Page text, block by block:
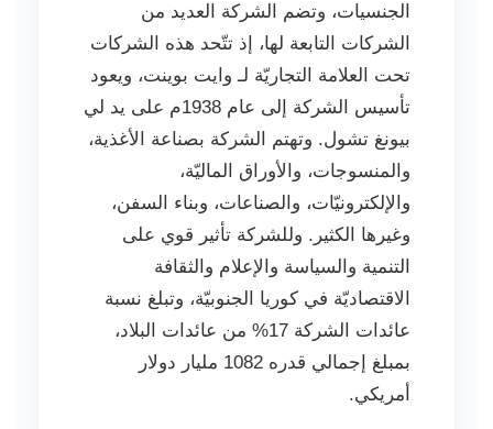
الجنسيات، وتضم الشركة العديد من
الشركات التابعة لها، إذ تتّحد هذه الشركات
تحت العلامة التجاريّة لـ وايت بوينت، ويعود
تأسيس الشركة إلى عام 1938م على يد لي
بيونغ تشول. وتهتم الشركة بصناعة الأغذية،
والمنسوجات، والأوراق الماليّة،
والإلكترونيّات، والصناعات، وبناء السفن،
وغيرها الكثير. وللشركة تأثير قوي على
التنمية والسياسة والإعلام والثقافة
الاقتصاديّة في كوريا الجنوبيّة، وتبلغ نسبة
عائدات الشركة 17% من عائدات البلاد،
بمبلغ إجمالي قدره 1082 مليار دولار
أمريكي.